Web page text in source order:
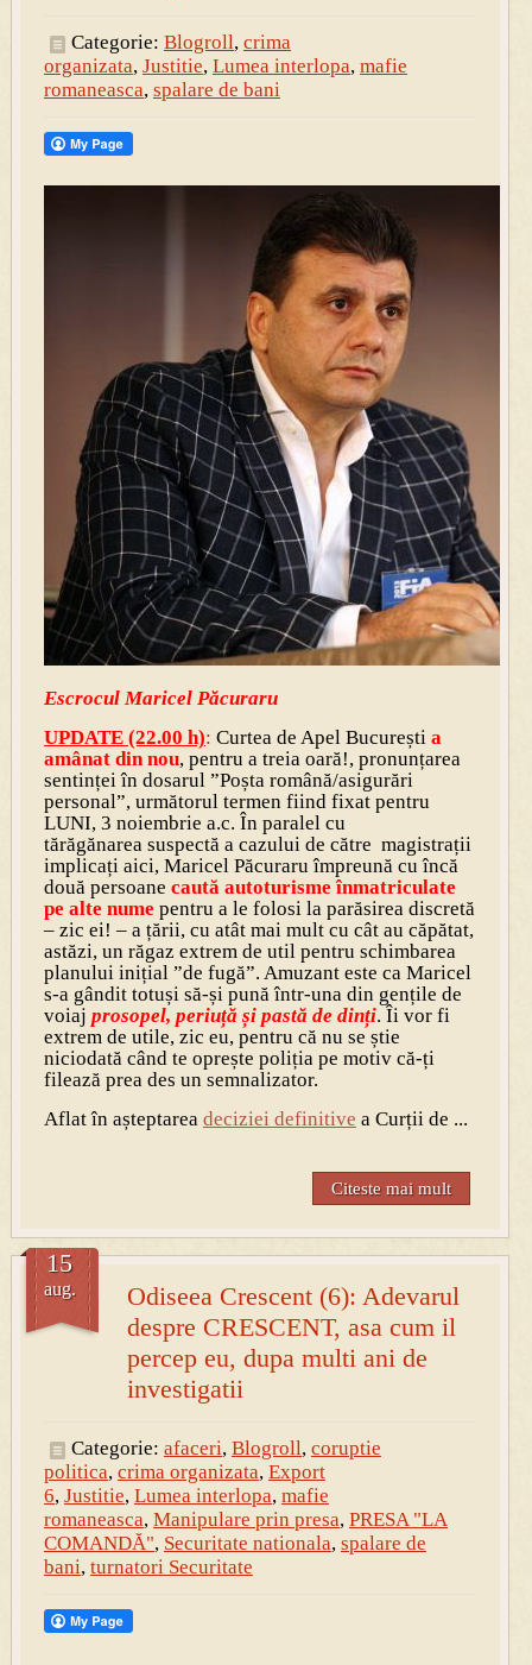
Categorie: Blogroll, crima
organizata, Justitie, Lumea interlopa, mafie
romaneasca, spalare de bani
Escrocul Maricel Păcuraru
UPDATE (22.00 h): Curtea de Apel București a
amânat din nou, pentru a treia oară!, pronunțarea
sentinței în dosarul ”Poșta română/asigurări
personal”, următorul termen fiind fixat pentru
LUNI, 3 noiembrie a.c. În paralel cu
tărăgănarea suspectă a cazului de către magistrații
implicați aici, Maricel Păcuraru împreună cu încă
două persoane caută autoturisme înmatriculate
pe alte nume pentru a le folosi la parăsirea discretă
– zic ei! – a țării, cu atât mai mult cu cât au căpătat,
astăzi, un răgaz extrem de util pentru schimbarea
planului inițial ”de fugă”. Amuzant este ca Maricel
s-a gândit totuși să-și pună într-una din gențile de
voiaj prosopel, periuță și pastă de dinți. Îi vor fi
extrem de utile, zic eu, pentru că nu se știe
niciodată când te oprește poliția pe motiv că-ți
filează prea des un semnalizator.
Aflat în așteptarea deciziei definitive a Curții de ...
Citeste mai mult
Odiseea Crescent (6): Adevarul
despre CRESCENT, asa cum il
percep eu, dupa multi ani de
investigatii
15
aug.
Categorie: afaceri, Blogroll, coruptie
politica, crima organizata, Export
6, Justitie, Lumea interlopa, mafie
romaneasca, Manipulare prin presa, PRESA "LA
COMANDĂ", Securitate nationala, spalare de
bani, turnatori Securitate